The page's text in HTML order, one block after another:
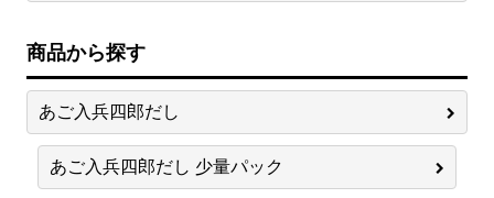
商品から探す
あご入兵四郎だし
あご入兵四郎だし 少量パック